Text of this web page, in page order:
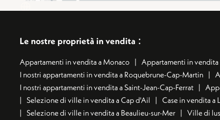
Le nostre proprietà in vendita :
Appartamenti in vendita a Monaco
Appartamenti in vendita
I nostri appartamenti in vendita a Roquebrune-Cap-Martin
I nostri appartamenti in vendita a Saint-Jean-Cap-Ferrat
Selezione di ville in vendita a Cap d'Ail
Case in vendita a
Selezione di ville in vendita a Beaulieu-sur-Mer
Ville di